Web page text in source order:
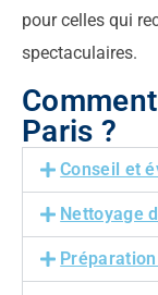
pour celles qui
spectaculaires.
Paris ?
Conseil et
Nettoyage